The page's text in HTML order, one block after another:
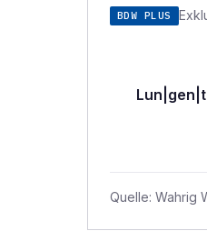
BDW PLUS
Quelle: Wahrig